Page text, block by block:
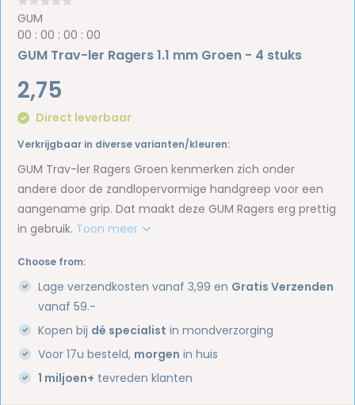
GUM
00 :00 :00 :00
GUM Trav-ler Ragers 1.1 mm Groen - 4 stuks
2,75
Direct leverbaar
Verkrijgbaar in diverse varianten/kleuren:
GUM Trav-ler Ragers Groen kenmerken zich onder
andere door de zandlopervormige handgreep voor een
aangename grip. Dat maakt deze GUM Ragers erg prettig
in gebruik. Toon meer
Choose from:
Lage verzendkosten vanaf 3,99 en Gratis Verzenden
vanaf 59.-
Kopen bij dé specialist in mondverzorging
Voor 17u besteld, morgen in huis
1 miljoen+ tevreden klanten